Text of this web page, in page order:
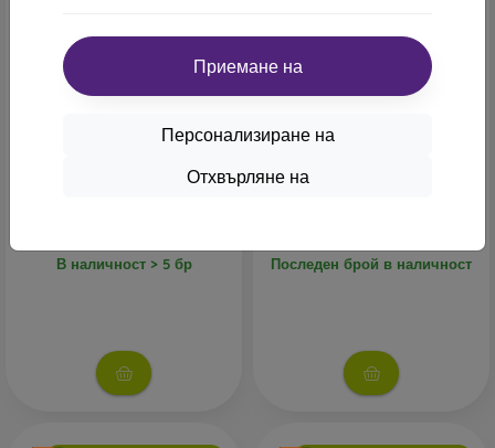
Приемане на
Персонализиране на
Отхвърляне на
Xiaomi Pad 8 8GB/128GB
В наличност > 5 бр
-12%
Последен брой в наличност